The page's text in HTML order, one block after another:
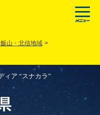
山・北信地域 >
ィア “スナカラ”